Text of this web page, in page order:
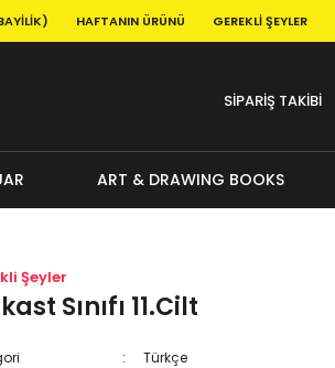
HAFTANIN ÜRÜNÜ GEREKLI ŞEYLER
SİPARİŞ TAKİBİ
ART & DRAWING BOOKS
Şeyler
Sınıfı 11.Cilt
Türkçe